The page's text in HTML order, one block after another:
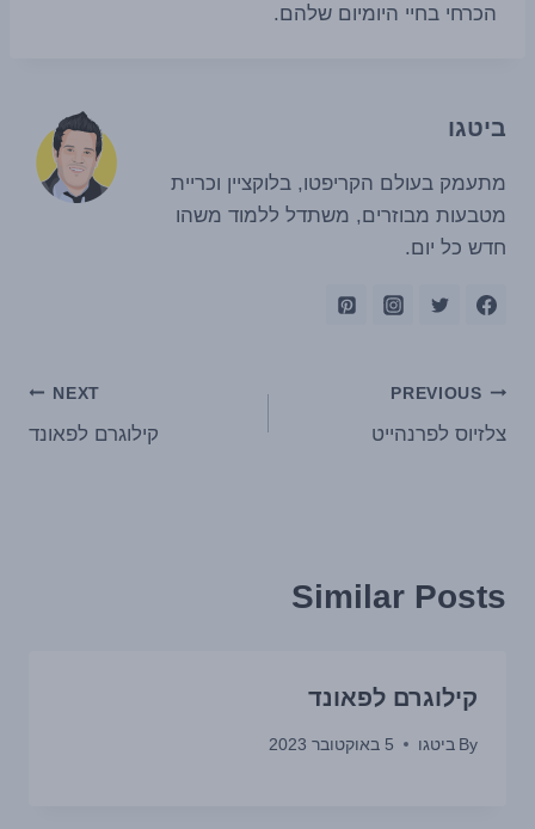
הכרחי בחיי היומיום שלהם.
ביטגו
מתעמק בעולם הקריפטו, בלוקציין וכריית
מטבעות מבוזרים, משתדל ללמוד משהו
חדש כל יום.
ניווט
PREVIOUS
צלזיוס לפרנהייט
NEXT
קילוגרם לפאונד
Similar Posts
קילוגרם לפאונד
By ביטגו 5 באוקטובר 2023